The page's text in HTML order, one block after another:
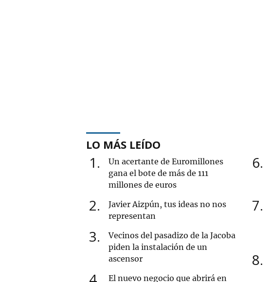
LO MÁS LEÍDO
1
Un acertante de Euromillones
gana el bote de más de 111
millones de euros
2
Javier Aizpún, tus ideas no nos
representan
3
Vecinos del pasadizo de la Jacoba
piden la instalación de un
ascensor
El nuevo negocio que abrirá en
6
7
8